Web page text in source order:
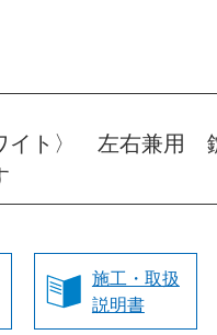
イト〉 左右兼用
施工・取扱
説明書